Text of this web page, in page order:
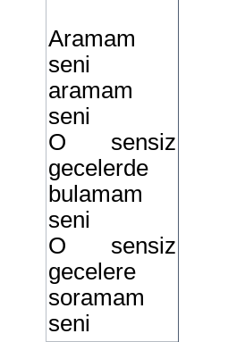
Aramam
seni
aramam
seni
O sensiz
gecelerde
bulamam
seni
O sensiz
gecelere
soramam
seni